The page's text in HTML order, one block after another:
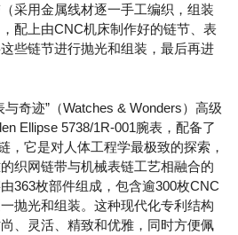
采用金属线材逐一手工编织，组装
配上由CNC机床制作好的链节、表
些链节进行抛光和组装，最后再进
奇迹”（Watches & Wonders）高级
Ellipse 5738/1R-001腕表，配备了
，它是对人体工程学最极致的探索，
织网链带与机械表链工艺相融合的
363枚部件组成，包含逾300枚CNC
抛光和组装。这种现代化专利结构
、灵活、精致和优雅，同时方便佩